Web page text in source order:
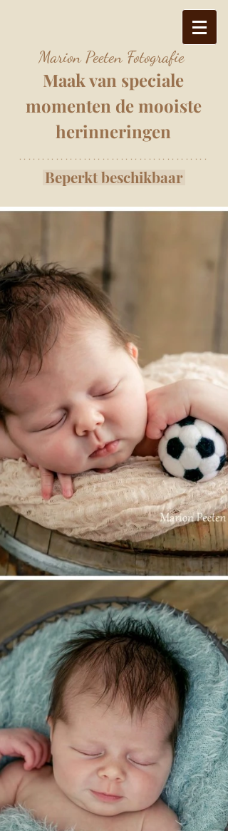
Marion Peeten Fotografie
Maak van speciale
momenten de mooiste
herinneringen
*****************************************
Beperkt beschikbaar